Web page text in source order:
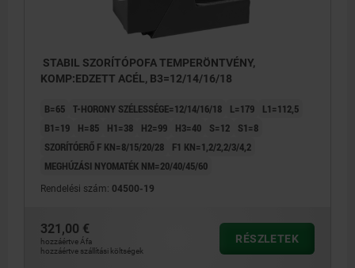
STABIL SZORÍTÓPOFA TEMPERÖNTVÉNY,
KOMP:EDZETT ACÉL, B3=12/14/16/18
B=65 T-HORONY SZÉLESSÉGE=12/14/16/18 L=179
L1=112,5
B1=19
H=85 H1=38 H2=99 H3=40 S=12
S1=8
SZORÍTÓERŐ F KN=8/15/20/28
F1 KN=1,2/2,2/3/4,2
MEGHÚZÁSI NYOMATÉK NM=20/40/45/60
Rendelési szám: 04500-19
321,00 €
hozzáértve Áfa
hozzáértve szállítási költségek
RÉSZLETEK